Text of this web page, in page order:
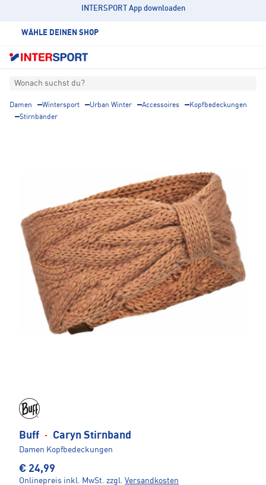
INTERSPORT App downloaden
WÄHLE DEINEN SHOP
Wonach suchst du?
Damen Wintersport Urban Winter Accessoires
Kopfbedeckungen
Stirnbänder
Buff · Caryn Stirnband
Damen Kopfbedeckungen
€ 24,99
Onlinepreis inkl. MwSt. zzgl. Versandkosten